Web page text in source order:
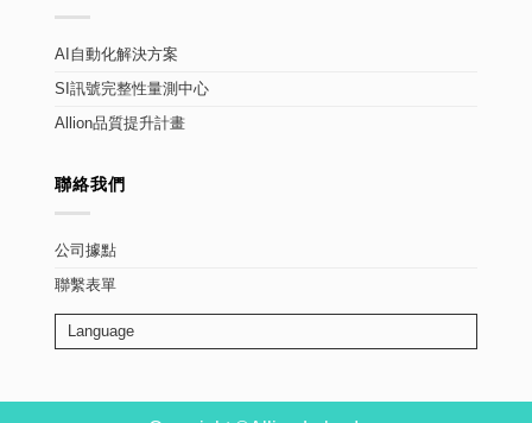
AI自動化解決方案
SI訊號完整性量測中心
Allion品質提升計畫
聯絡我們
公司據點
聯繫表單
Language